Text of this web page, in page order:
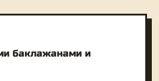
баклажанами и